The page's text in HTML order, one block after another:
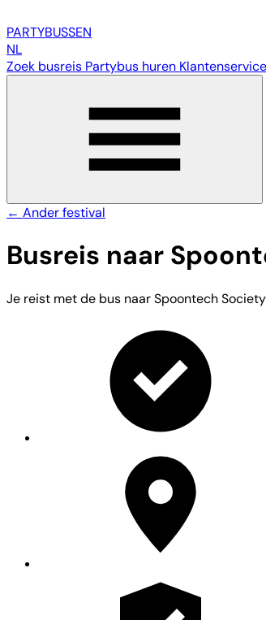
PARTYBUSSEN
NL
Zoek busreis Partybus huren Klantenservice
← Ander festival
Busreis naar
Je reist met de bus naar Spoontech